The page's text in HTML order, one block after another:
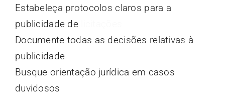
Estabeleça protocolos claros para a
publicidade de
Documente todas as decisões relativas à
publicidade
Busque orientação jurídica em casos
duvidosos